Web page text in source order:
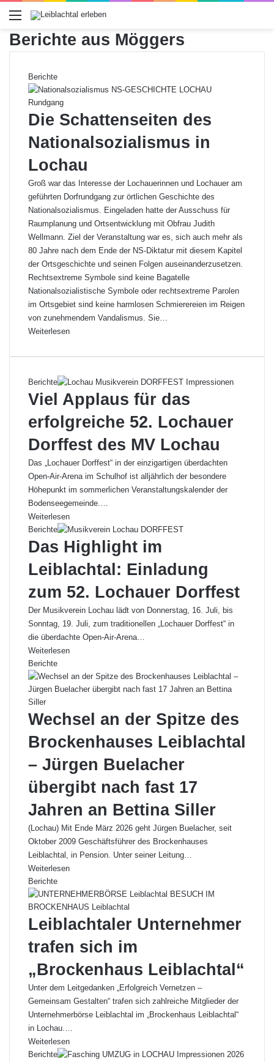
Menü
Berichte aus Möggers
Berichte
Die Schattenseiten des
Nationalsozialismus in
Lochau
Groß war das Interesse der Lochauerinnen und Lochauer am
geführten Dorfrundgang zur örtlichen Geschichte des
Nationalsozialismus. Eingeladen hatte der Ausschuss für
Raumplanung und Ortsentwicklung mit Obfrau Judith
Wellmann. Ziel der Veranstaltung war es, sich auch mehr als
80 Jahre nach dem Ende der NS-Diktatur mit diesem Kapitel
der Ortsgeschichte und seinen Folgen auseinanderzusetzen.
Rechtsextreme Symbole sind keine Bagatelle
Nationalsozialistische Symbole oder rechtsextreme Parolen
im Ortsgebiet sind keine harmlosen Schmierereien im Reigen
von zunehmendem Vandalismus. Sie…
Weiterlesen
Berichte
Viel Applaus für das
erfolgreiche 52. Lochauer
Dorffest des MV Lochau
Das „Lochauer Dorffest“ in der einzigartigen überdachten
Open-Air-Arena im Schulhof ist alljährlich der besondere
Höhepunkt im sommerlichen Veranstaltungskalender der
Bodenseegemeinde.…
Weiterlesen
Berichte
Das Highlight im
Leiblachtal: Einladung
zum 52. Lochauer Dorffest
Der Musikverein Lochau lädt von Donnerstag, 16. Juli, bis
Sonntag, 19. Juli, zum traditionellen „Lochauer Dorffest“ in
die überdachte Open-Air-Arena…
Weiterlesen
Berichte
Wechsel an der Spitze des
Brockenhauses Leiblachtal
– Jürgen Buelacher
übergibt nach fast 17
Jahren an Bettina Siller
(Lochau) Mit Ende März 2026 geht Jürgen Buelacher, seit
Oktober 2009 Geschäftsführer des Brockenhauses
Leiblachtal, in Pension. Unter seiner Leitung…
Weiterlesen
Berichte
Leiblachtaler Unternehmer
trafen sich im
„Brockenhaus Leiblachtal“
Unter dem Leitgedanken „Erfolgreich Vernetzen –
Gemeinsam Gestalten“ trafen sich zahlreiche Mitglieder der
Unternehmerbörse Leiblachtal im „Brockenhaus Leiblachtal“
in Lochau.…
Weiterlesen
Berichte